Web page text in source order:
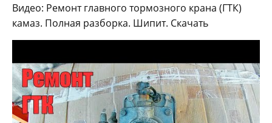
Видео: Ремонт главного тормозного крана (ГТК)
камаз. Полная разборка. Шипит. Скачать